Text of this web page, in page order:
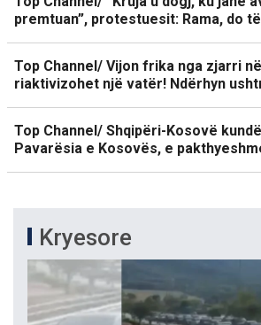
premtuan”, protestuesit: Rama, do
Top Channel/ Vijon frika nga zjarri
riaktivizohet një vatër! Ndërhyn
Top Channel/ Shqipëri-Kosovë
Pavarësia e Kosovës, e
Kryesore